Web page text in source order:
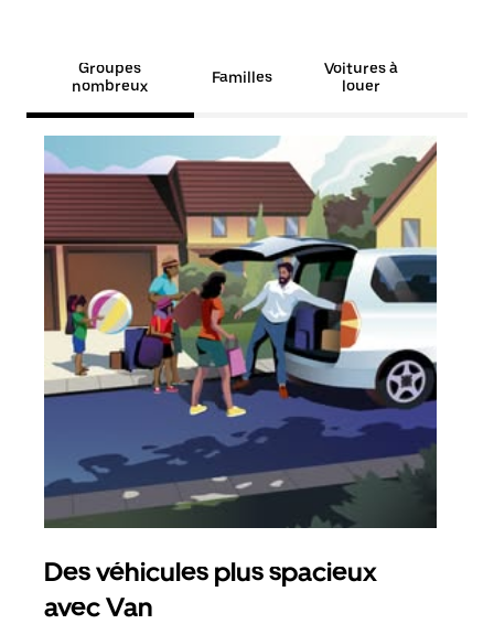
Groupes
nombreux
Familles
Voitures à
louer
Des véhicules plus spacieux
avec Van